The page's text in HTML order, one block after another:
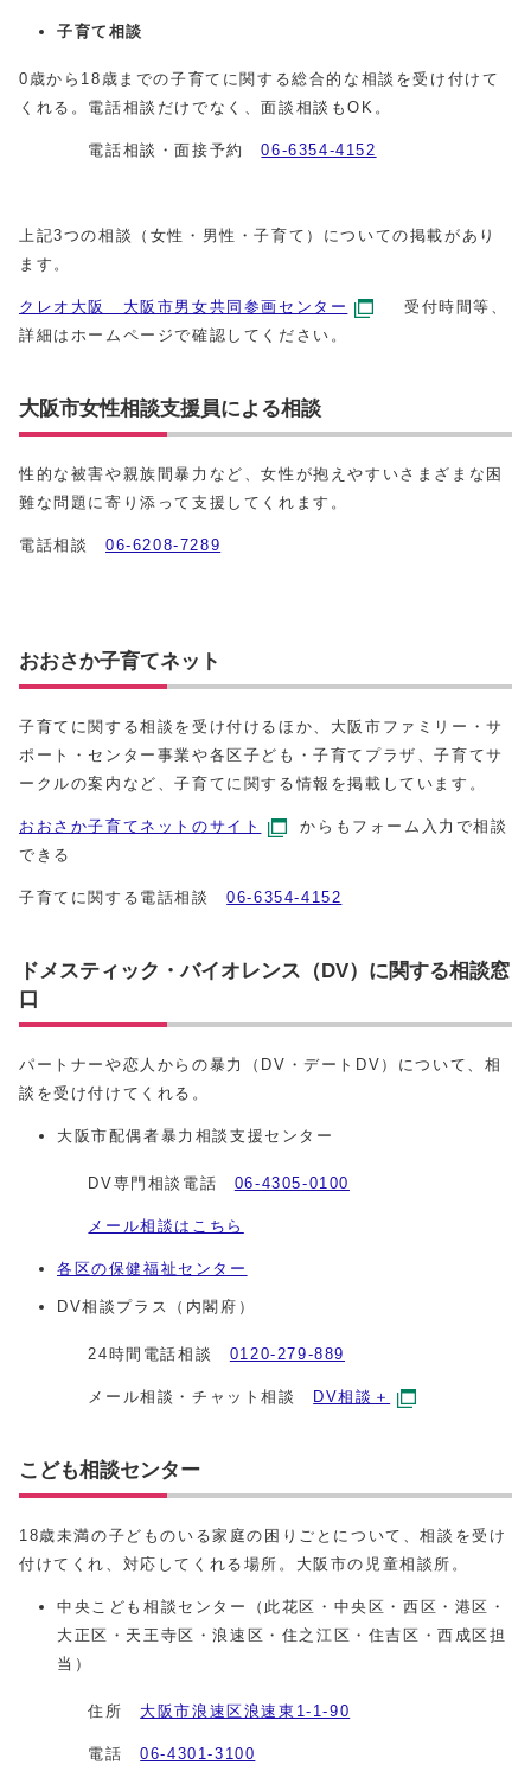
子育て相談
0歳から18歳までの子育てに関する総合的な相談を受け付けて
くれる。電話相談だけでなく、面談相談もOK。
電話相談・面接予約06‐6354‐4152
上記3つの相談（女性・男性・子育て）についての掲載があり
ます。
クレオ大阪 大阪市男女共同参画センター
受付時間等、
詳細はホームページで確認してください。
大阪市女性相談支援員による相談
性的な被害や親族間暴力など、女性が抱えやすいさまざまな困
難な問題に寄り添って支援してくれます。
電話相談 06-6208-7289
おおさか子育てネット
子育てに関する相談を受け付けるほか、大阪市ファミリー・サ
ポート・センター事業や各区子ども・子育てプラザ、子育てサ
ークルの案内など、子育てに関する情報を掲載しています。
おおさか子育てネットのサイト
からもフォーム入力で相談
できる
子育てに関する電話相談06-6354-4152
ドメスティック・バイオレンス（DV）に関する相談窓
口
パートナーや恋人からの暴力（DV・デートDV）について、相
談を受け付けてくれる。
大阪市配偶者暴力相談支援センター
DV専門相談電話 06-4305-0100
メール相談はこちら
各区の保健福祉センター
DV相談プラス（内閣府）
24時間電話相談 0120‐279‐889
メール相談・チャット相談 DV相談＋
こども相談センター
18歳未満の子どものいる家庭の困りごとについて、相談を受け
付けてくれ、対応してくれる場所。大阪市の児童相談所。
中央こども相談センター（此花区・中央区・西区・港区・
大正区・天王寺区・浪速区・住之江区・住吉区・西成区担
当）
住所 大阪市浪速区浪速東1-1-90
電話06‐4301‐3100